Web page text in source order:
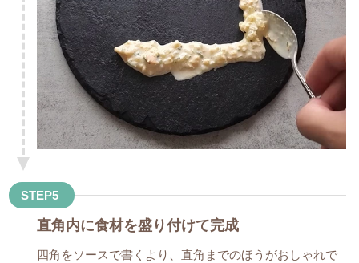
STEP5
直角内に食材を盛り付けて完成
四角をソースで書くより、直角までのほうがおしゃれで